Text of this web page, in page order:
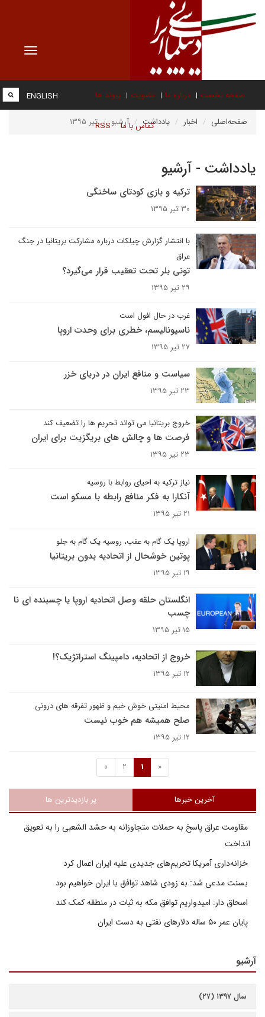
Toggle
صفحه نخست درباره ما عضویت پیوند ها
تماس با ما RSS
ENGLISH
صفحه‌اصلی اخبار یادداشت آرشیو تیر ۱۳۹۵
یادداشت - آرشیو
ترکیه و بازی کودتای ساختگی
۳۰ تیر ۱۳۹۵
با انتشار گزارش چیلکات درباره مشارکت بریتانیا در جنگ
عراق
تونی بلر تحت تعقیب قرار می‌گیرد؟
۲۹ تیر ۱۳۹۵
غرب در حال افول است
ناسیونالیسم، خطری برای وحدت اروپا
۲۷ تیر ۱۳۹۵
سیاست و منافع ایران در دریای خزر
۲۳ تیر ۱۳۹۵
خروج بریتانیا می تواند تحریم ها را تضعیف کند
فرصت ها و چالش های بریگزیت برای ایران
۲۳ تیر ۱۳۹۵
نیاز ترکیه به احیای روابط با روسیه
آنکارا به فکر منافع رابطه با مسکو است
۲۱ تیر ۱۳۹۵
اروپا یک گام به عقب، روسیه یک گام به جلو
پوتین خوشحال از اتحادیه بدون بریتانیا
۱۹ تیر ۱۳۹۵
انگلستان حلقه وصل اتحادیه اروپا یا چسبنده ای نا
چسب
۱۵ تیر ۱۳۹۵
خروج از اتحادیه، دامپینگ استراتژیک؟!
۱۲ تیر ۱۳۹۵
محیط امنیتی خوش خیم و ظهور تفرقه های درونی
صلح همیشه هم خوب نیست
۱۲ تیر ۱۳۹۵
«
1
2
»
آخرین خبرها پر بازدیدترین ها
مقاومت عراق پاسخ به حملات متجاوزانه به حشد الشعبی را به تعویق
انداخت
خزانه‌داری آمریکا تحریم‌های جدیدی علیه ایران اعمال کرد
بسنت مدعی شد: به زودی شاهد توافق با ایران خواهیم بود
اسحاق دار: امیدواریم توافق مکه به ثبات در منطقه کمک کند
پایان عمر ۵۰ ساله دلارهای نفتی به دست ایران
آرشیو
سال ۱۳۹۷ (۲۷)